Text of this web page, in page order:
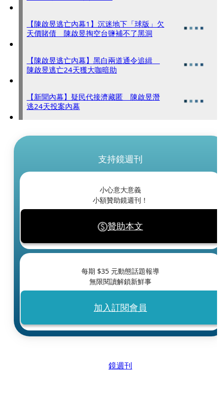
【陳啟昱逃亡內幕1】沉迷地下「球版」欠
天價賭債 陳啟昱掏空台鹽補不了黑洞
【陳啟昱逃亡內幕】黑白兩道通令追緝
陳啟昱逃亡24天獲大咖暗助
【新聞內幕】疑民代接濟藏匿 陳啟昱潛
逃24天投案內幕
支持鏡週刊
小心意大意義
小額贊助鏡週刊！
贊助本文
每期 $35 元動態話題報導
無限閱讀解鎖新鮮事
加入訂閱會員
鏡週刊